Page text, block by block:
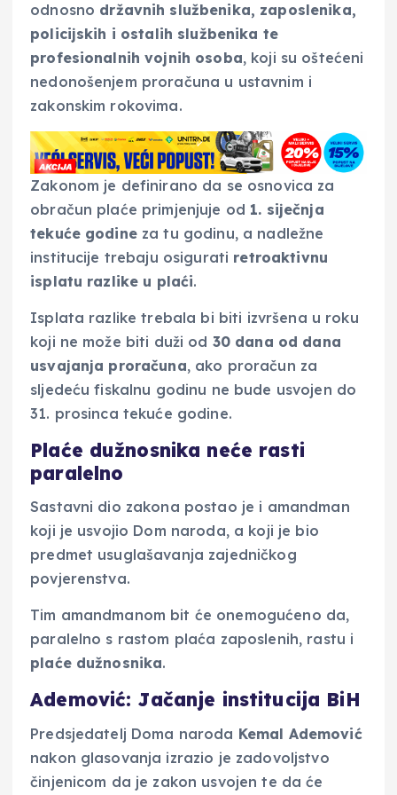
odnosno državnih službenika, zaposlenika,
policijskih i ostalih službenika te
profesionalnih vojnih osoba, koji su oštećeni
nedonošenjem proračuna u ustavnim i
zakonskim rokovima.
Zakonom je definirano da se osnovica za
obračun plaće primjenjuje od 1. siječnja
tekuće godineza tu godinu, a nadležne
institucije trebaju osigurati retroaktivnu
isplatu razlike u plaći.
Isplata razlike trebala bi biti izvršena u roku
koji ne može biti duži od 30 dana od dana
usvajanja proračuna, ako proračun za
sljedeću fiskalnu godinu ne bude usvojen do
31. prosinca tekuće godine.
Plaće dužnosnika neće rasti
paralelno
Sastavni dio zakona postao je i amandman
koji je usvojio Dom naroda, a koji je bio
predmet usuglašavanja zajedničkog
povjerenstva.
Tim amandmanom bit će onemogućeno da,
paralelno s rastom plaća zaposlenih, rastu i
plaće dužnosnika.
Ademović: Jačanje institucija BiH
Predsjedatelj Doma naroda Kemal Ademović
nakon glasovanja izrazio je zadovoljstvo
činjenicom da je zakon usvojen te da će